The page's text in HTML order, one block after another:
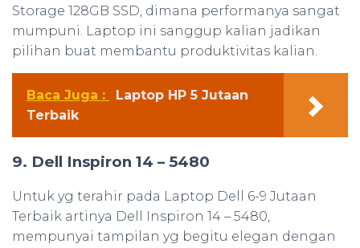
Storage 128GB SSD, dimana performanya sangat
mumpuni. Laptop ini sanggup kalian jadikan
pilihan buat membantu produktivitas kalian.
Baca Juga :
Laptop HP 5 Jutaan
Terbaik
9. Dell Inspiron 14 – 5480
Untuk yg terahir pada Laptop Dell 6-9 Jutaan
Terbaik artinya Dell Inspiron 14 – 5480,
mempunyai tampilan yg begitu elegan dengan